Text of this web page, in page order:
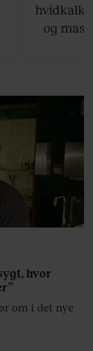
og
hvor
om i det nye